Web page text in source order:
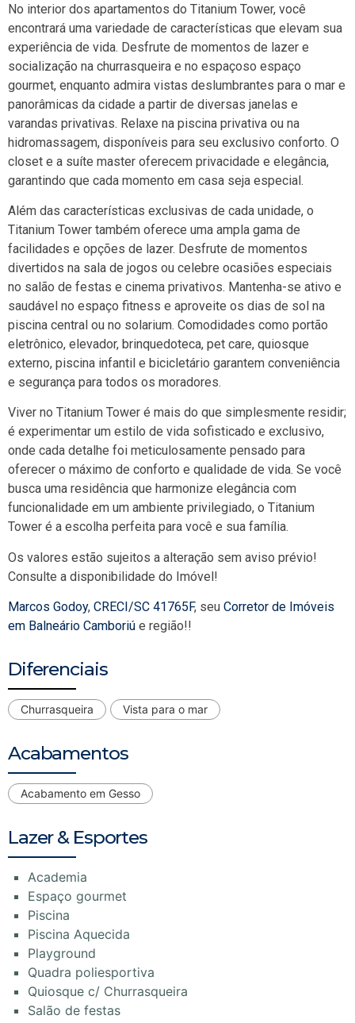
No interior dos apartamentos do Titanium Tower, você
encontrará uma variedade de características que elevam sua
experiência de vida. Desfrute de momentos de lazer e
socialização na churrasqueira e no espaçoso espaço
gourmet, enquanto admira vistas deslumbrantes para o mar e
panorâmicas da cidade a partir de diversas janelas e
varandas privativas. Relaxe na piscina privativa ou na
hidromassagem, disponíveis para seu exclusivo conforto. O
closet e a suíte master oferecem privacidade e elegância,
garantindo que cada momento em casa seja especial.
Além das características exclusivas de cada unidade, o
Titanium Tower também oferece uma ampla gama de
facilidades e opções de lazer. Desfrute de momentos
divertidos na sala de jogos ou celebre ocasiões especiais
no salão de festas e cinema privativos. Mantenha-se ativo e
saudável no espaço fitness e aproveite os dias de sol na
piscina central ou no solarium. Comodidades como portão
eletrônico, elevador, brinquedoteca, pet care, quiosque
externo, piscina infantil e bicicletário garantem conveniência
e segurança para todos os moradores.
Viver no Titanium Tower é mais do que simplesmente residir;
é experimentar um estilo de vida sofisticado e exclusivo,
onde cada detalhe foi meticulosamente pensado para
oferecer o máximo de conforto e qualidade de vida. Se você
busca uma residência que harmonize elegância com
funcionalidade em um ambiente privilegiado, o Titanium
Tower é a escolha perfeita para você e sua família.
Os valores estão sujeitos a alteração sem aviso prévio!
Consulte a disponibilidade do Imóvel!
Marcos Godoy, CRECI/SC 41765F, seu Corretor de Imóveis
em Balneário Camboriú e região!!
Diferenciais
Churrasqueira Vista para o mar
Acabamentos
Acabamento em Gesso
Lazer & Esportes
Academia
Espaço gourmet
Piscina
Piscina Aquecida
Playground
Quadra poliesportiva
Quiosque c/ Churrasqueira
Salão de festas